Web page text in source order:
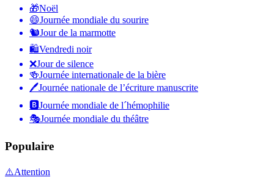
🎁Noël
😄Journée mondiale du sourire
🐿Jour de la marmotte
🛍Vendredi noir
❌Jour de silence
🍻Journée internationale de la bière
🖊Journée nationale de l’écriture manuscrite
🅱️Journée mondiale de l´hémophilie
🎭Journée mondiale du théâtre
Populaire
⚠️Attention